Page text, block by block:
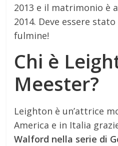
2013 e il matrimonio è
2014. Deve essere
fulmine!
Chi è
Meester?
Leighton è un’attrice
America e in Italia
Walford nella serie di